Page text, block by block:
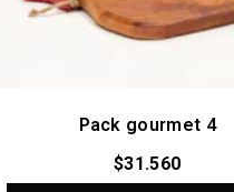
Pack gourmet 4
$31.560